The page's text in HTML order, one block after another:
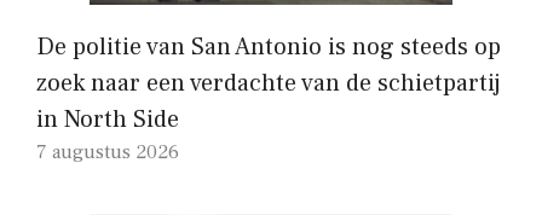
De politie van San Antonio is nog steeds op
zoek naar een verdachte van de schietpartij
in North Side
7 augustus 2026